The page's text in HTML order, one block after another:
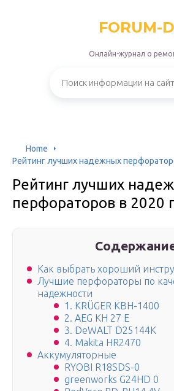
FORUM-
Онлайн-журнал о
Home
Рейтинг лучших надежных
Рейтинг лучших
перфораторов в 2020
Как выбрать хороший
Лучшие перфораторы по
надежности
1. KRÜGER KBH-1400
2. AEG KH 27 E
3. DeWALT D25144K
4. Makita HR2470
Аккумуляторные
RYOBI R18SDS-0
greenworks G24HD 0